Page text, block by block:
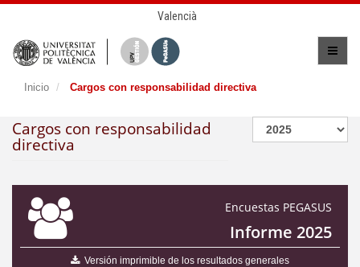
Valencià
Inicio Cargos con responsabilidad directiva
Cargos con responsabilidad
directiva
Encuestas PEGASUS
Informe 2025
Versión imprimible de los resultados generales